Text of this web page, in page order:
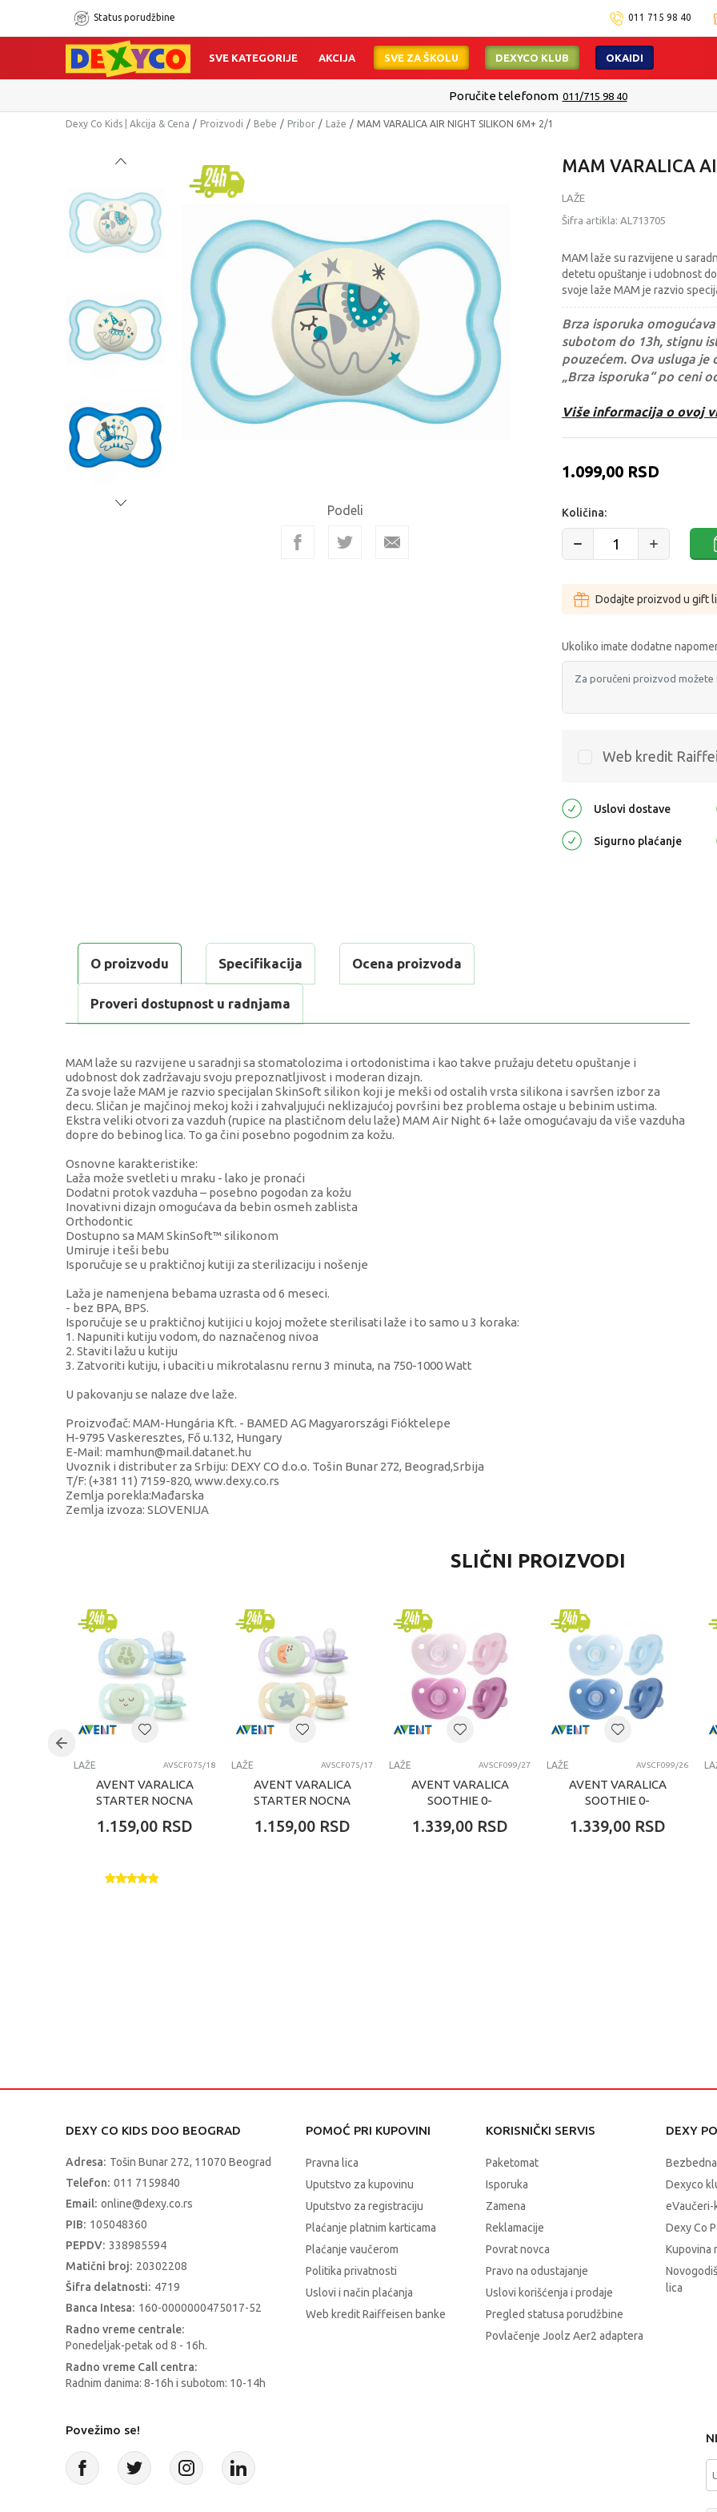
Status porudžbine 011 715 98 40
SVE KATEGORIJE AKCIJA SVE ZA ŠKOLU DEXYCO KLUB OKAIDI
Poručite telefonom 011/715 98 40
Dexy Co Kids | Akcija & Cena Proizvodi Bebe Pribor Laže MAM VARALICA AIR NIGHT SILIKON 6M+ 2/1
Podeli
MAM VARALICA
LAŽE
Šifra artikla: AL713705
MAM laže su razvijene u
detetu opuštanje i udobnost
svoje laže MAM je razvio
Brza isporuka
subotom do 13h, stignu
pouzećem. Ova usluga
„Brza isporuka“ po ceni
Više informacija o ovoj
1.099,00 RSD
Količina:
Dodajte proizvod u gift
Ukoliko imate dodatne
Web kredit
Uslovi dostave
Sigurno plaćanje
O proizvodu Specifikacija Ocena proizvoda
Proveri dostupnost u radnjama
MAM laže su razvijene u saradnji sa stomatolozima i ortodonistima i kao takve pružaju detetu opuštanje i
udobnost dok zadržavaju svoju prepoznatljivost i moderan dizajn.
Za svoje laže MAM je razvio specijalan SkinSoft silikon koji je mekši od ostalih vrsta silikona i savršen izbor za
decu. Sličan je majčinoj mekoj koži i zahvaljujući neklizajućoj površini bez problema ostaje u bebinim ustima.
Ekstra veliki otvori za vazduh (rupice na plastičnom delu laže) MAM Air Night 6+ laže omogućavaju da više vazduha
dopre do bebinog lica. To ga čini posebno pogodnim za kožu.
Osnovne karakteristike:
Laža može svetleti u mraku - lako je pronaći
Dodatni protok vazduha – posebno pogodan za kožu
Inovativni dizajn omogućava da bebin osmeh zablista
Orthodontic
Dostupno sa MAM SkinSoft™ silikonom
Umiruje i teši bebu
Isporučuje se u praktičnoj kutiji za sterilizaciju i nošenje
Laža je namenjena bebama uzrasta od 6 meseci.
- bez BPA, BPS.
Isporučuje se u praktičnoj kutijici u kojoj možete sterilisati laže i to samo u 3 koraka:
1. Napuniti kutiju vodom, do naznačenog nivoa
2. Staviti lažu u kutiju
3. Zatvoriti kutiju, i ubaciti u mikrotalasnu rernu 3 minuta, na 750-1000 Watt
U pakovanju se nalaze dve laže.
Proizvođač: MAM-Hungária Kft. - BAMED AG Magyarországi Fióktelepe
H-9795 Vaskeresztes, Fő u.132, Hungary
E-Mail: mamhun@mail.datanet.hu
Uvoznik i distributer za Srbiju: DEXY CO d.o.o. Tošin Bunar 272, Beograd,Srbija
T/F: (+381 11) 7159-820, www.dexy.co.rs
Zemlja porekla:Mađarska
Zemlja izvoza: SLOVENIJA
Laže
Brend
Uzrast 6+ meseci
Kategorija LAZE
SLIČNI PROIZVODI
LAŽE AVSCF075/18
AVENT VARALICA
STARTER NOCNA
1.159,00 RSD
LAŽE AVSCF075/17
AVENT VARALICA
STARTER NOCNA
(2KOM)DEVOJCICE
1.159,00 RSD
LAŽE AVSCF099/27
AVENT VARALICA
SOOTHIE 0-
1.339,00 RSD
LAŽE AVSCF099/26
AVENT VARALICA
SOOTHIE 0-
1.339,00 RSD
DEXY CO KIDS DOO BEOGRAD
Adresa: Tošin Bunar 272, 11070 Beograd
Telefon: 011 7159840
Email: online@dexy.co.rs
PIB: 105048360
PEPDV: 338985594
Matični broj: 20302208
Šifra delatnosti: 4719
Banca Intesa: 160-0000000475017-52
Radno vreme centrale:
Ponedeljak-petak od 8 - 16h.
Radno vreme Call centra:
Radnim danima: 8-16h i subotom: 10-14h
POMOĆ PRI KUPOVINI
Pravna lica
Uputstvo za kupovinu
Uputstvo za registraciju
Plaćanje platnim karticama
Plaćanje vaučerom
Politika privatnosti
Uslovi i način plaćanja
Web kredit Raiffeisen banke
KORISNIČKI SERVIS
Paketomat
Isporuka
Zamena
Reklamacije
Povrat novca
Pravo na odustajanje
Uslovi korišćenja i prodaje
Pregled statusa porudžbine
Povlačenje Joolz Aer2 adaptera
DEXY
Dexyco
Dexy Co
Kupovina
lica
Povežimo se!